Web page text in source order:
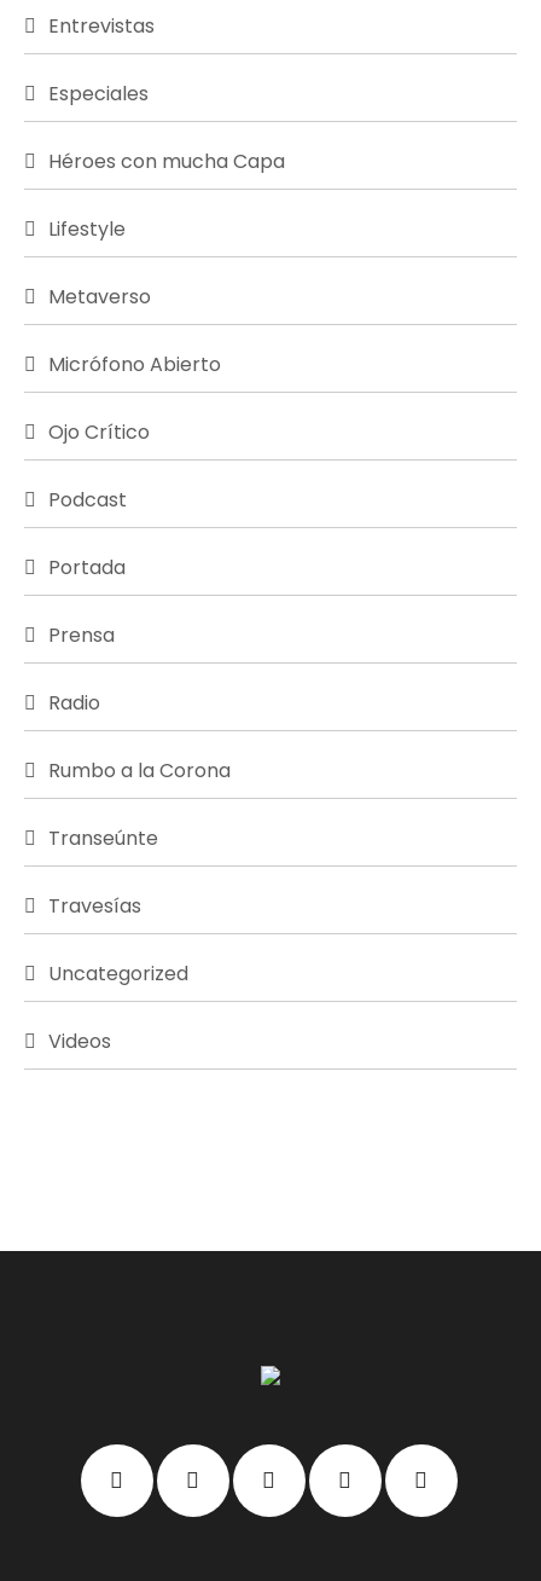
Entrevistas
Especiales
Héroes con mucha Capa
Lifestyle
Metaverso
Micrófono Abierto
Ojo Crítico
Podcast
Portada
Prensa
Radio
Rumbo a la Corona
Transeúnte
Travesías
Uncategorized
Videos